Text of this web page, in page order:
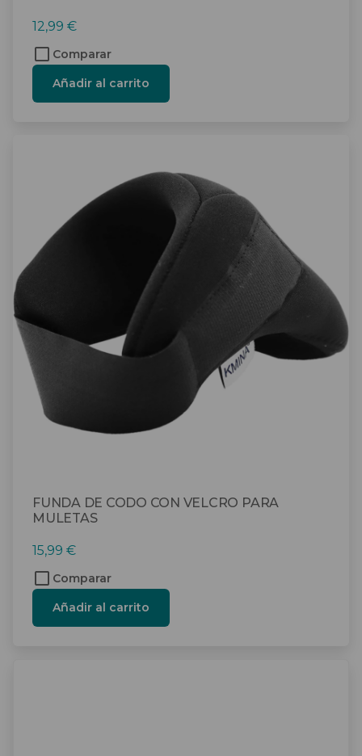
12,99 €
Comparar
Añadir al carrito
FUNDA DE CODO CON VELCRO PARA
MULETAS
15,99 €
Comparar
Añadir al carrito